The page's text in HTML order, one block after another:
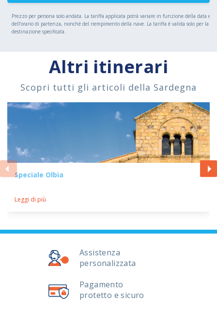
Prezzo per persona solo andata. La tariffa applicata potrà variare in funzione della data e
dell’orario di partenza, nonché del riempimento della nave. La tariffa è valida solo per la
destinazione specificata.
Altri itinerari
Scopri tutti gli articoli della Sardegna
Speciale Olbia
Leggi di più
Assistenza
personalizzata
Pagamento
protetto e sicuro